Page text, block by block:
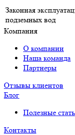
Законная
подземных вод
Компания
О компании
Наша команда
Партнеры
Отзывы клиентов
Блог
Полезные
Контакты